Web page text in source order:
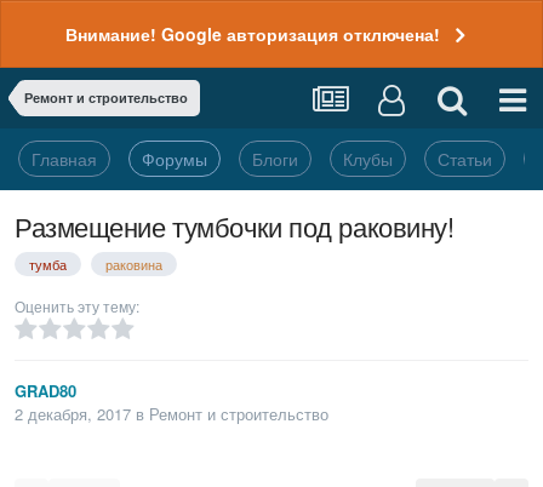
Внимание! Google авторизация отключена!
Ремонт и строительство
Главная Форумы Блоги Клубы Статьи
Размещение тумбочки под раковину!
тумба раковина
Оценить эту тему:
GRAD80
2 декабря, 2017 в Ремонт и строительство